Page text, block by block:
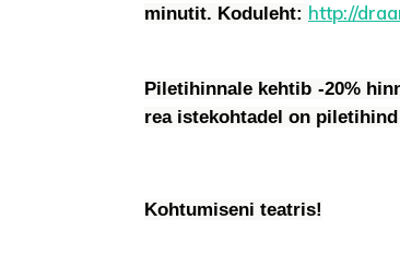
minutit. Koduleht: http://
Piletihinnale kehtib -20%
rea istekohtadel on piletihind
Kohtumiseni teatris!